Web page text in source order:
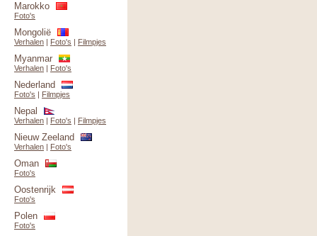
Marokko
Foto's
Mongolië
Verhalen | Foto's | Filmpjes
Myanmar
Verhalen | Foto's
Nederland
Foto's | Filmpjes
Nepal
Verhalen | Foto's | Filmpjes
Nieuw Zeeland
Verhalen | Foto's
Oman
Foto's
Oostenrijk
Foto's
Polen
Foto's